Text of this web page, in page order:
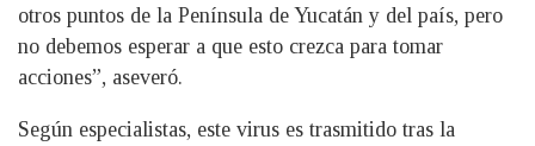
otros puntos de la Península de Yucatán y del país, pero
no debemos esperar a que esto crezca para tomar
acciones”, aseveró.
Según especialistas, este virus es trasmitido tras la